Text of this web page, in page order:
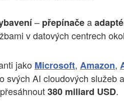
– přepínačea
v datových centrech
jako Microsoft, Amazon,
svých AI cloudových služeb
380 miliard USD.